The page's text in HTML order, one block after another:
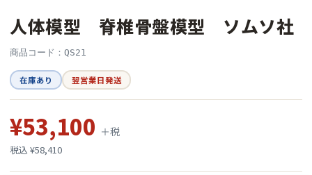
人体模型 脊椎骨盤模型 ソムソ社
商品コード：QS21
在庫あり 翌営業日発送
¥53,100 ＋税
税込 ¥58,410